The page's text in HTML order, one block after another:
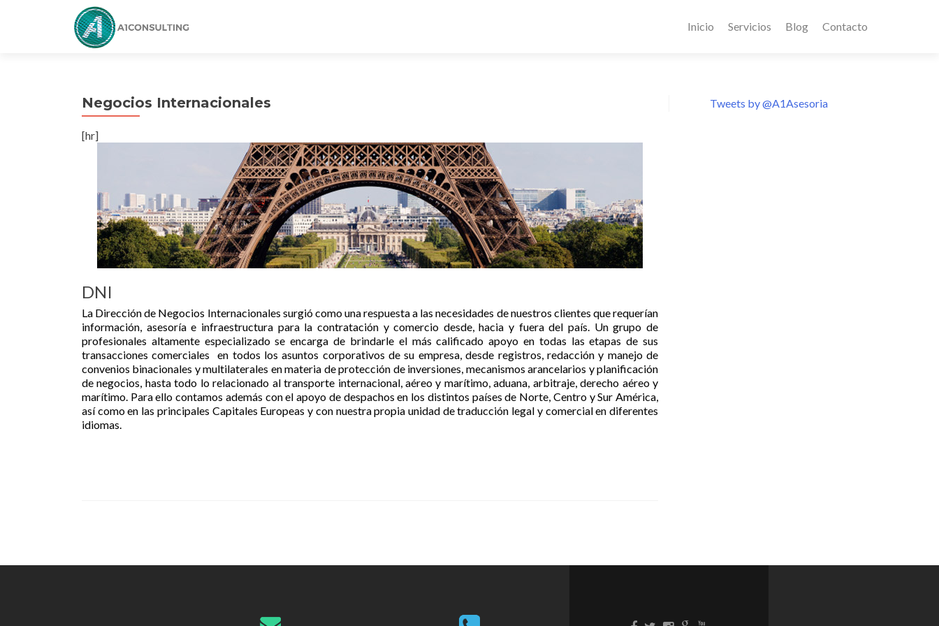
Inicio Servicios Blog Contacto
Negocios Internacionales
[hr]
DNI
La Dirección de Negocios Internacionales surgió como una respuesta a las necesidades de nuestros clientes que requerían
información, asesoría e infraestructura para la contratación y comercio desde, hacia y fuera del país. Un grupo de
profesionales altamente especializado se encarga de brindarle el más calificado apoyo en todas las etapas de sus
transacciones comerciales en todos los asuntos corporativos de su empresa, desde registros, redacción y manejo de
convenios binacionales y multilaterales en materia de protección de inversiones, mecanismos arancelarios y planificación
de negocios, hasta todo lo relacionado al transporte internacional, aéreo y marítimo, aduana, arbitraje, derecho aéreo y
marítimo. Para ello contamos además con el apoyo de despachos en los distintos países de Norte, Centro y Sur América,
así como en las principales Capitales Europeas y con nuestra propia unidad de traducción legal y comercial en diferentes
idiomas.
Tweets by @A1Asesoria